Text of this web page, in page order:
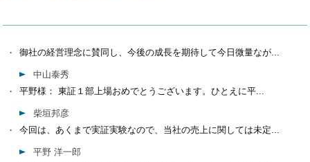
御社の経営理念に賛同し、今後の成長を期待して今日微量なが...
中山泰秀
平野様： 東証１部上場おめでとうございます。ひとえに平...
柴垣邦彦
今回は、あくまで実証実験なので、当社の売上に関しては未定...
平野 洋一郎